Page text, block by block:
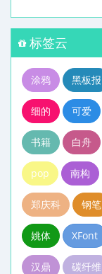
标签云
涂鸦 黑板报
细的 可爱
书籍 白舟
pop 南构
郑庆科 钢笔
姚体 XFont
汉鼎 碳纤维